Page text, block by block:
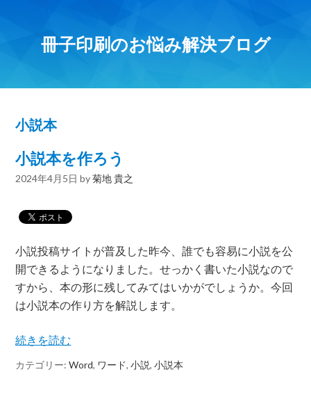
冊子印刷のお悩み解決ブログ
小説本
小説本を作ろう
2024年4月5日 by菊地 貴之
小説投稿サイトが普及した昨今、誰でも容易に小説を公
開できるようになりました。せっかく書いた小説なので
すから、本の形に残してみてはいかがでしょうか。今回
は小説本の作り方を解説します。
続きを読む
カテゴリー:Word, ワード,小説,小説本